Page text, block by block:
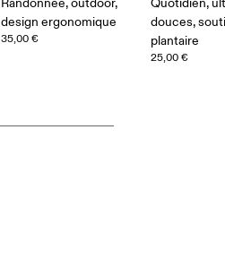
Randonnée, outdoor,
design ergonomique
35,00 €
Quotidien,
douces,
plantaire
25,00 €